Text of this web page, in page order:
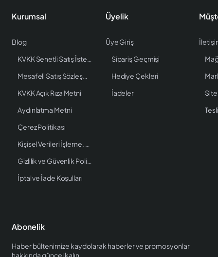
Kurumsal
Blog
KVKK Senetli Satış İstenen Bilgiler
Mesafeli Satış Sözleşmesi
KVKK Açık Rıza Metni
Aydınlatma Metni
Çerez Politikası
Kişisel Verileri İşleme, Saklama ve İmha Politikası
Gizlilik ve Güvenlik Politikası
İptal ve İade Koşulları
Üyelik
Üye Giriş
Sipariş Geçmişi
Hediye Çekleri
İadeler
Site
Abonelik
Haber bültenimize kaydolarak haberler ve promosyonlar
hakkında güncel kalın